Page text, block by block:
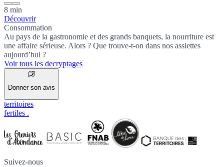
8 min
Découvrir
Consommation
Au pays de la gastronomie et des grands banquets, la nourriture est
une affaire sérieuse. Alors ? Que trouve-t-on dans nos assiettes
aujourd’hui ?
Voir tous les decryptages
Donner son avis
territoires
fertiles .
Suivez-nous